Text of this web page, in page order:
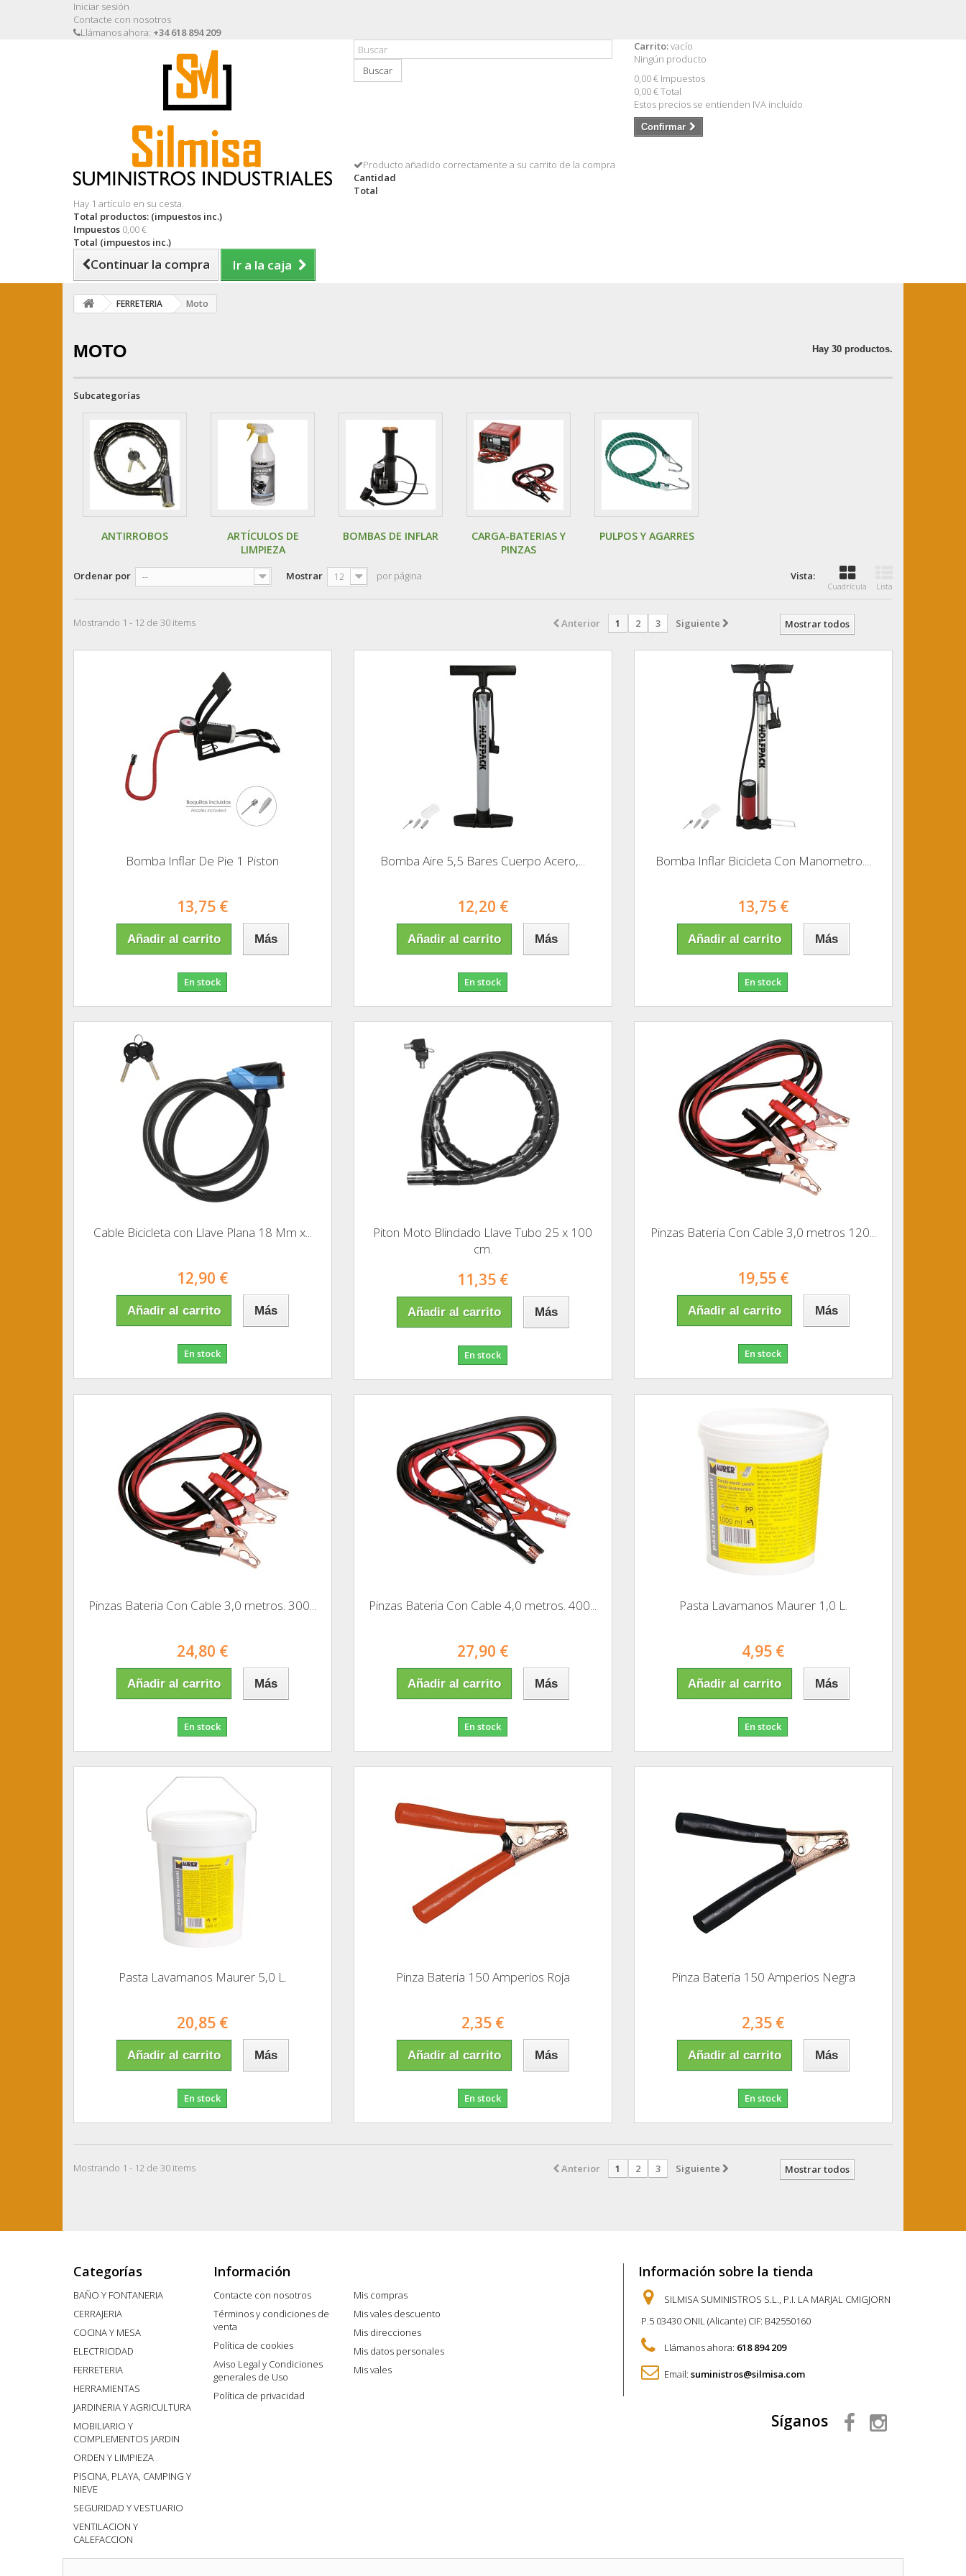
Iniciar sesión
Contacte con nosotros
Llámanos ahora: +34 618 894 209
Buscar
Carrito:vacío
Ningún producto
0,00 € Impuestos
0,00 €Total
Estos precios se entienden IVA incluído
Confirmar
Producto añadido correctamente a su carrito de la compra
Cantidad
Total
Hay 1 artículo en su cesta.
Total productos: (impuestos inc.)
Impuestos 0,00 €
Total (impuestos inc.)
Continuar la compra Ir a la caja
FERRETERIA Moto
MOTO Hay 30 productos.
Subcategorías
ANTIRROBOS
ARTÍCULOS DE
LIMPIEZA
BOMBAS DE INFLAR
CARGA-BATERIAS Y
PINZAS
PULPOS Y AGARRES
Vista:
Cuadrícula Lista
Ordenar por -- Mostrar 12 por página
Mostrar todos
Anterior 1 2 3 Siguiente
Mostrando 1 - 12 de 30 items
Bomba Inflar De Pie 1 Piston
13,75 €
Añadir al carrito Más
En stock
Bomba Aire 5,5 Bares Cuerpo Acero,...
12,20 €
Añadir al carrito Más
En stock
Bomba Inflar Bicicleta Con Manometro....
13,75 €
Añadir al carrito Más
En stock
Cable Bicicleta con Llave Plana 18 Mm x...
12,90 €
Añadir al carrito Más
En stock
Piton Moto Blindado Llave Tubo 25 x 100
cm.
11,35 €
Añadir al carrito Más
En stock
Pinzas Bateria Con Cable 3,0 metros 120...
19,55 €
Añadir al carrito Más
En stock
Pinzas Bateria Con Cable 3,0 metros. 300...
24,80 €
Añadir al carrito Más
En stock
Pinzas Bateria Con Cable 4,0 metros. 400...
27,90 €
Añadir al carrito Más
En stock
Pasta Lavamanos Maurer 1,0 L.
4,95 €
Añadir al carrito Más
En stock
Pasta Lavamanos Maurer 5,0 L.
20,85 €
Añadir al carrito Más
En stock
Pinza Bateria 150 Amperios Roja
2,35 €
Añadir al carrito Más
En stock
Pinza Bateria 150 Amperios Negra
2,35 €
Añadir al carrito Más
En stock
Mostrar todos
Anterior 1 2 3 Siguiente
Mostrando 1 - 12 de 30 items
Categorías
BAÑO Y FONTANERIA
CERRAJERIA
COCINA Y MESA
ELECTRICIDAD
FERRETERIA
HERRAMIENTAS
JARDINERIA Y AGRICULTURA
MOBILIARIO Y
COMPLEMENTOS JARDIN
ORDEN Y LIMPIEZA
PISCINA, PLAYA, CAMPING Y
NIEVE
SEGURIDAD Y VESTUARIO
VENTILACION Y
CALEFACCION
Información
Contacte con nosotros
Términos y condiciones de
venta
Política de cookies
Aviso Legal y Condiciones
generales de Uso
Política de privacidad
Mis compras
Mis vales descuento
Mis direcciones
Mis datos personales
Mis vales
Información sobre la tienda
SILMISA SUMINISTROS S.L., P.I. LA MARJAL CMIGJORN
P.5 03430 ONIL (Alicante) CIF: B42550160
Llámanos ahora: 618 894 209
Email: suministros@silmisa.com
Síganos